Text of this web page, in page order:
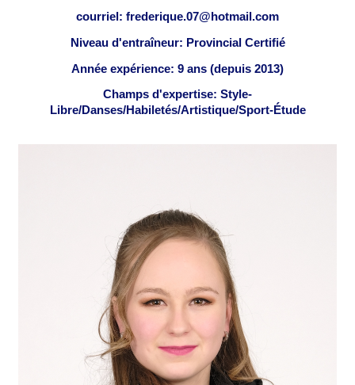
courriel: frederique.07@hotmail.com
Niveau d'entraîneur: Provincial Certifié
Année expérience: 9 ans (depuis 2013)
Champs d'expertise: Style-
Libre/Danses/Habiletés/Artistique/Sport-Étude